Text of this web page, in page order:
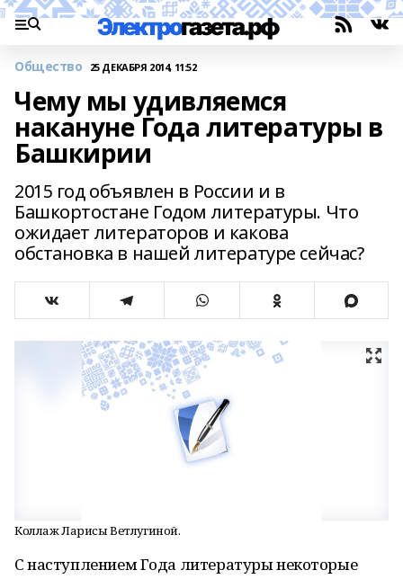
Общество 25 ДЕКАБРЯ 2014, 11:52
Чему мы удивляемся
накануне Года литературы в
Башкирии
2015 год объявлен в России и в
Башкортостане Годом литературы. Что
ожидает литераторов и какова
обстановка в нашей литературе сейчас?
Коллаж Ларисы Ветлугиной.
С наступлением Года литературы некоторые